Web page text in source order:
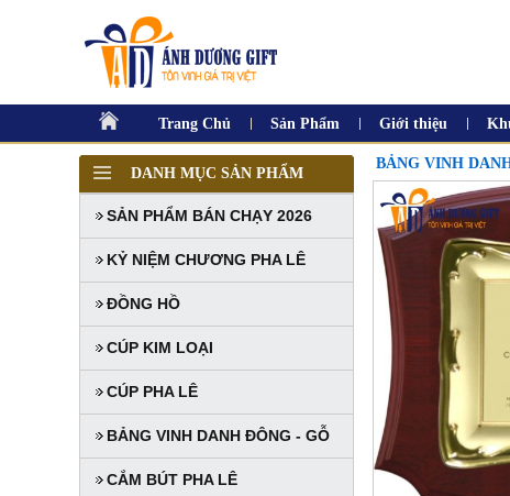
Trang Chủ Sản Phẩm Giới thiệu
DANH MỤC SẢN PHẨM
SẢN PHẨM BÁN CHẠY 2026
KỶ NIỆM CHƯƠNG PHA LÊ
ĐỒNG HỒ
CÚP KIM LOẠI
CÚP PHA LÊ
BẢNG VINH DANH ĐÔNG - GỖ
CẮM BÚT PHA LÊ
BẢNG VINH